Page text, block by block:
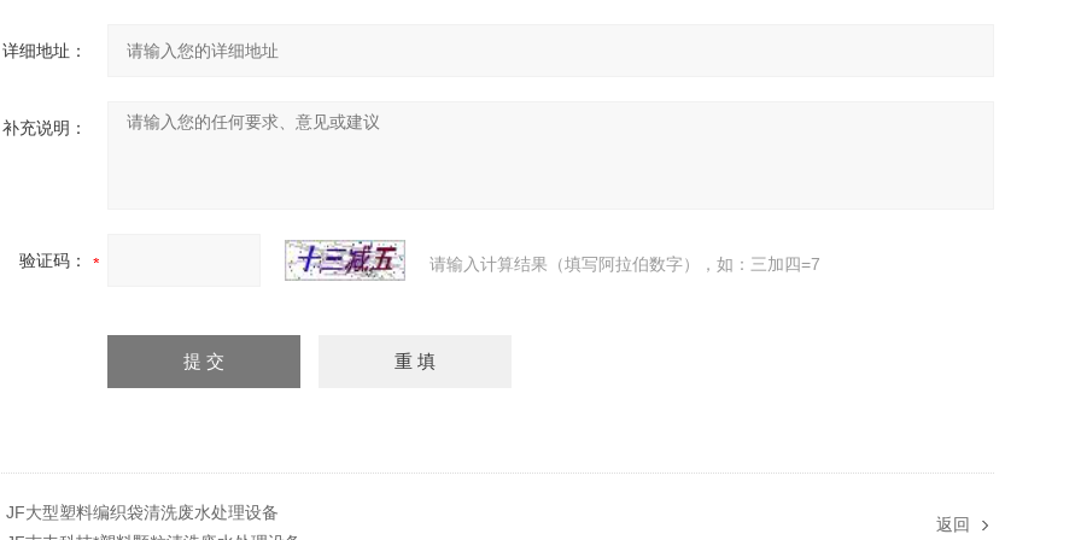
详细地址：
补充说明：
验证码： 请输入计算结果（填写阿拉伯数字），如：三加四=7
JF大型塑料编织袋清洗废水处理设备
返回